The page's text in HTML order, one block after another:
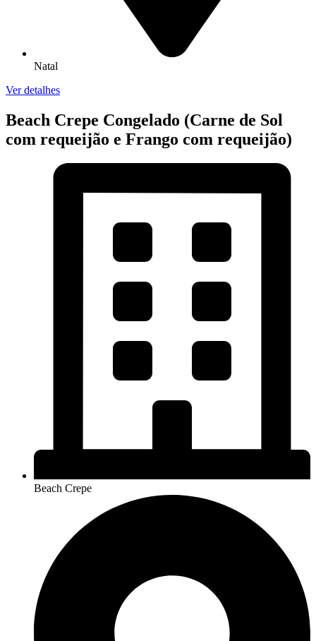
Natal
Ver detalhes
Beach Crepe Congelado (Carne de Sol
com requeijão e Frango com requeijão)
Beach Crepe